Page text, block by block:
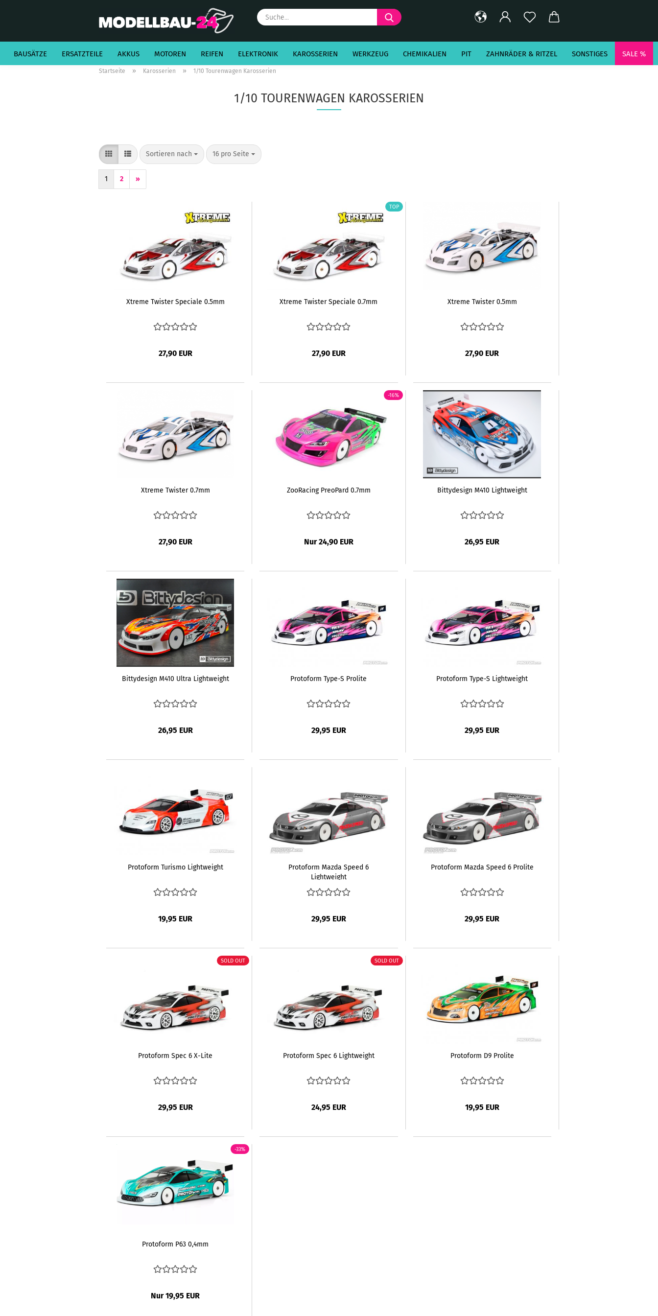
Suche...
BAUSÄTZE ERSATZTEILE AKKUS MOTOREN REIFEN ELEKTRONIK KAROSSERIEN WERKZEUG CHEMIKALIEN PIT ZAHNRÄDER & RITZEL SONSTIGES SALE %
Startseite » Karosserien » 1/10 Tourenwagen Karosserien
1/10 TOURENWAGEN KAROSSERIEN
Sortieren nach
Sortieren nach 16 pro Seite
pro Seite
1 2 »
Xtreme Twister Speciale 0.5mm
27,90 EUR
TOP
Xtreme Twister Speciale 0.7mm
27,90 EUR
Xtreme Twister 0.5mm
27,90 EUR
Xtreme Twister 0.7mm
27,90 EUR
-16%
ZooRacing PreoPard 0.7mm
Nur 24,90 EUR
Bittydesign M410 Lightweight
26,95 EUR
Bittydesign M410 Ultra Lightweight
26,95 EUR
Protoform Type-S Prolite
29,95 EUR
Protoform Type-S Lightweight
29,95 EUR
Protoform Turismo Lightweight
19,95 EUR
Protoform Mazda Speed 6
Lightweight
29,95 EUR
Protoform Mazda Speed 6 Prolite
29,95 EUR
SOLD OUT
Protoform Spec 6 X-Lite
29,95 EUR
SOLD OUT
Protoform Spec 6 Lightweight
24,95 EUR
Protoform D9 Prolite
19,95 EUR
-33%
Protoform P63 0,4mm
Nur 19,95 EUR